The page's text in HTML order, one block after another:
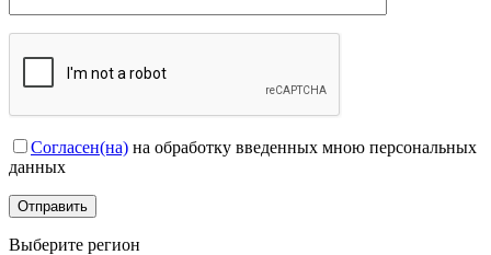
Согласен(на) на обработку введенных мною персональных
данных
Выберите регион